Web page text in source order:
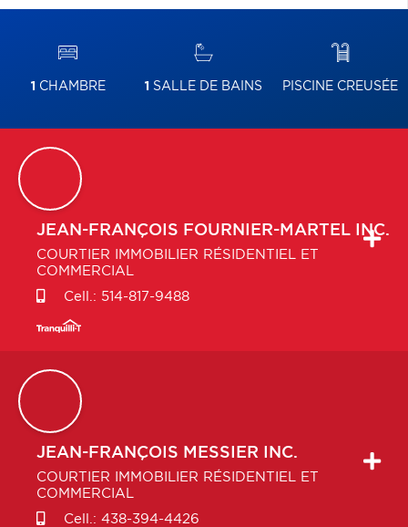
1 CHAMBRE 1 SALLE DE BAINS PISCINE CREUSÉE
JEAN-FRANÇOIS FOURNIER-MARTEL INC.
COURTIER IMMOBILIER RÉSIDENTIEL ET
COMMERCIAL
Cell.: 514-817-9488
JEAN-FRANÇOIS MESSIER INC.
COURTIER IMMOBILIER RÉSIDENTIEL ET
COMMERCIAL
Cell.: 438-394-4426